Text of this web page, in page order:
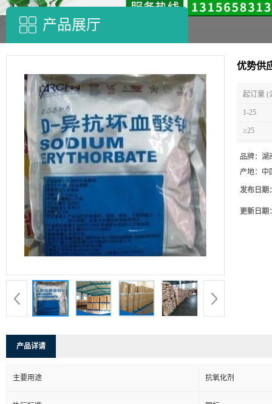
产品展厅
优势供
起订量 (
1-25
≥25
品牌： 湖
产地： 中
发布日期
更新日期
产品详请
主要用途 抗氧化剂